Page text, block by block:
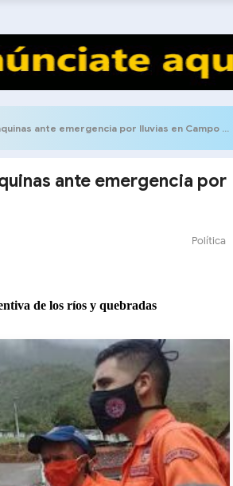
ante emergencia por lluvias en Campo Elías
ante emergencia por
Política
de los ríos y quebradas